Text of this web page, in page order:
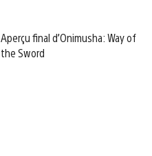
Aperçu final d’Onimusha: Way of
the Sword